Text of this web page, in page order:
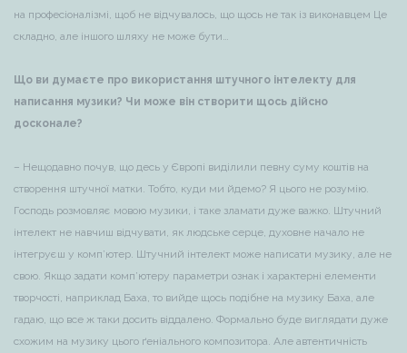
на професіоналізмі, щоб не відчувалось, що щось не так із виконавцем Це
складно, але іншого шляху не може бути…
Що ви думаєте про використання штучного інтелекту для
написання музики? Чи може він створити щось дійсно
досконале?
– Нещодавно почув, що десь у Європі виділили певну суму коштів на
створення штучної матки. Тобто, куди ми йдемо? Я цього не розумію.
Господь розмовляє мовою музики, і таке зламати дуже важко. Штучний
інтелект не навчиш відчувати, як людське серце, духовне начало не
інтегруєш у комп’ютер. Штучний інтелект може написати музику, але не
свою. Якщо задати комп’ютеру параметри ознак і характерні елементи
творчості, наприклад Баха, то вийде щось подібне на музику Баха, але
гадаю, що все ж таки досить віддалено. Формально буде виглядати дуже
схожим на музику цього ґеніального композитора. Але автентичність